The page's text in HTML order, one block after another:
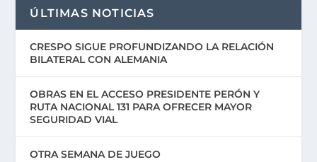
ÚLTIMAS NOTICIAS
CRESPO SIGUE PROFUNDIZANDO LA RELACIÓN
BILATERAL CON ALEMANIA
OBRAS EN EL ACCESO PRESIDENTE PERÓN Y
RUTA NACIONAL 131 PARA OFRECER MAYOR
SEGURIDAD VIAL
OTRA SEMANA DE JUEGO